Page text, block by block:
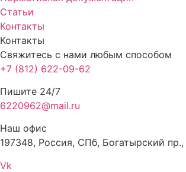
Статьи
Контакты
Контакты
Свяжитесь с нами любым способом
+7 (812) 622-09-62
Пишите 24/7
6220962@mail.ru
Наш офис
197348, Россия, СПб, Богатырский пр.,
Vk